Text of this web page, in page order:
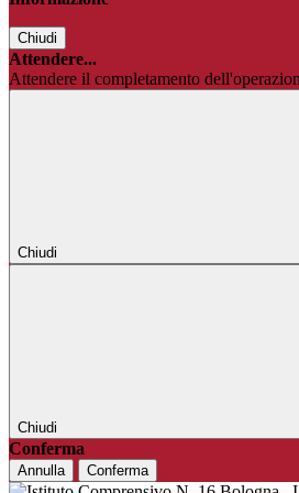
Chiudi
Attendere...
Attendere il completamento
Chiudi
Chiudi
Conferma
Annulla Conferma